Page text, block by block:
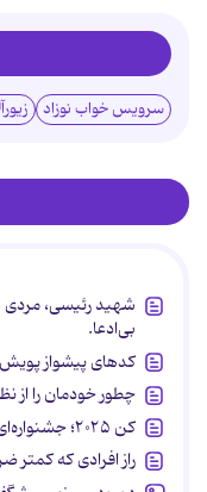
سرویس خواب نوزاد
شهید رئیسی، مردی
بی‌ادعا.
کدهای پیشواز
چطور خودمان را از نظر ذهنی ۳۸
کن ۲۰۲۵؛ جشنواره‌ای علیه خانواده
راز افرادی که کمتر